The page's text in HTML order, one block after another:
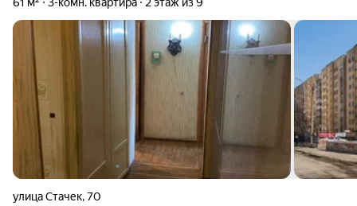
улица Стачек,70